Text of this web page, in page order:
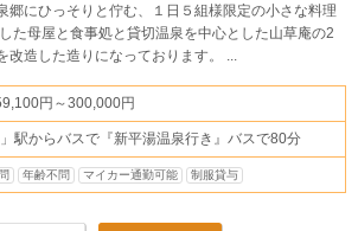
郷にひっそりと佇む、１日５組様限定の小さな料理
た母屋と食事処と貸切温泉を中心とした山草庵の2
造した造りになっております。 ...
円～300,000円
」駅からバスで『新平湯温泉行き』バスで80分
年齢不問 マイカー通勤可能 制服貸与